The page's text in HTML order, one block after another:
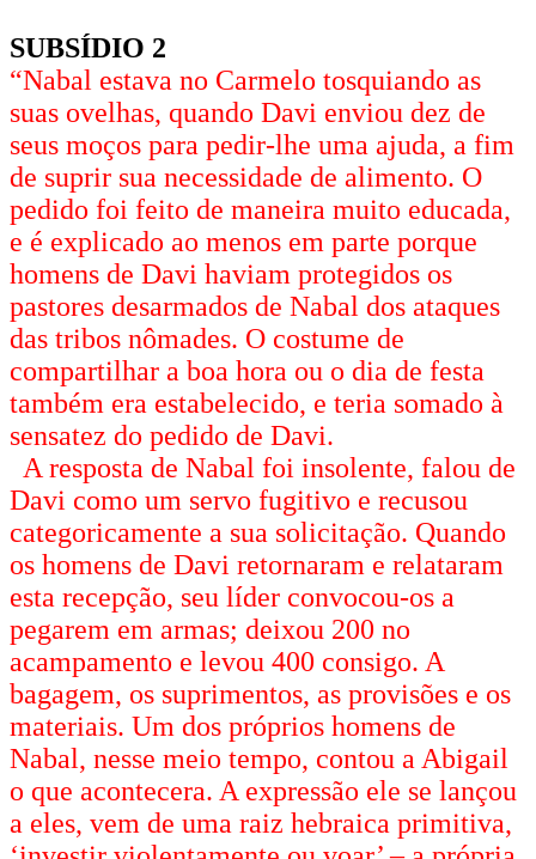
SUBSÍDIO 2
“Nabal estava no Carmelo tosquiando as
suas ovelhas, quando Davi enviou dez de
seus moços para pedir-lhe uma ajuda, a fim
de suprir sua necessidade de alimento. O
pedido foi feito de maneira muito educada,
e é explicado ao menos em parte porque
homens de Davi haviam protegidos os
pastores desarmados de Nabal dos ataques
das tribos nômades. O costume de
compartilhar a boa hora ou o dia de festa
também era estabelecido, e teria somado à
sensatez do pedido de Davi.
A resposta de Nabal foi insolente, falou de
Davi como um servo fugitivo e recusou
categoricamente a sua solicitação. Quando
os homens de Davi retornaram e relataram
esta recepção, seu líder convocou-os a
pegarem em armas; deixou 200 no
acampamento e levou 400 consigo. A
bagagem, os suprimentos, as provisões e os
materiais. Um dos próprios homens de
Nabal, nesse meio tempo, contou a Abigail
o que acontecera. A expressão ele se lançou
a eles, vem de uma raiz hebraica primitiva,